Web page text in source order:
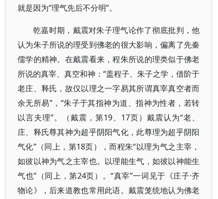
就是因为“理气先后不分明”。
乾嘉时期，戴震对朱子理气论作了彻底批判，他
认为朱子所说的理受到佛老的很大影响，偏离了先秦
儒学的精神。在戴震看来，程朱所说的理类似于佛老
所说的真宰、真空和神：“盖程子、朱子之学，借阶于
老庄、释氏，故仅以理之一字易其所谓真宰真空者而
余无所易”，“朱子于其指神为道、指神为性者，若转
以言夫理”。（戴震，第19、17页）戴震认为“老、
庄、释氏尊其神为超乎阴阳气化，此尊理为超乎阴阳
气化”（同上，第18页），而程朱“以理为气之主宰，
如彼以神为气之主宰也。以理能生气，如彼以神能生
气也”（同上，第24页）。“真宰”一词见于《庄子·齐
物论》，后来道教也常用此语。戴震笼统地认为佛老